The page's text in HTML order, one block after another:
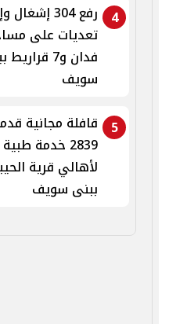
4
رفع 304 إشغال
تعديات على
فدان و7
سويف
5
قافلة مجانية
2839 خدمة طبية
لأهالي قرية
ببنى سويف